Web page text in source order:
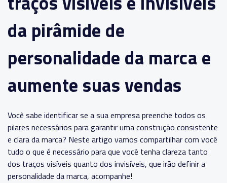
da pirâmide de
personalidade da marca e
aumente suas vendas
Você sabe identificar se a sua empresa preenche todos os
pilares necessários para garantir uma construção consistente
e clara da marca? Neste artigo vamos compartilhar com você
tudo o que é necessário para que você tenha clareza tanto
dos traços visíveis quanto dos invisíveis, que irão definir a
personalidade da marca, acompanhe!